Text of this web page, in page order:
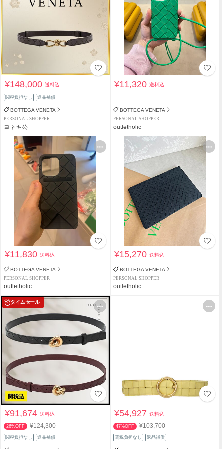
¥148,000送料込
関税負担なし 返品補償
BOTTEGA VENETA
PERSONAL SHOPPER
ヨネキ公
¥11,320送料込
BOTTEGA VENETA
PERSONAL SHOPPER
outletholic
¥11,830送料込
BOTTEGA VENETA
PERSONAL SHOPPER
outletholic
¥15,270送料込
BOTTEGA VENETA
PERSONAL SHOPPER
outletholic
タイムセール
¥91,674送料込
26%OFF ¥124,300
関税負担なし 返品補償
¥54,927送料込
47%OFF ¥103,700
関税負担なし 返品補償